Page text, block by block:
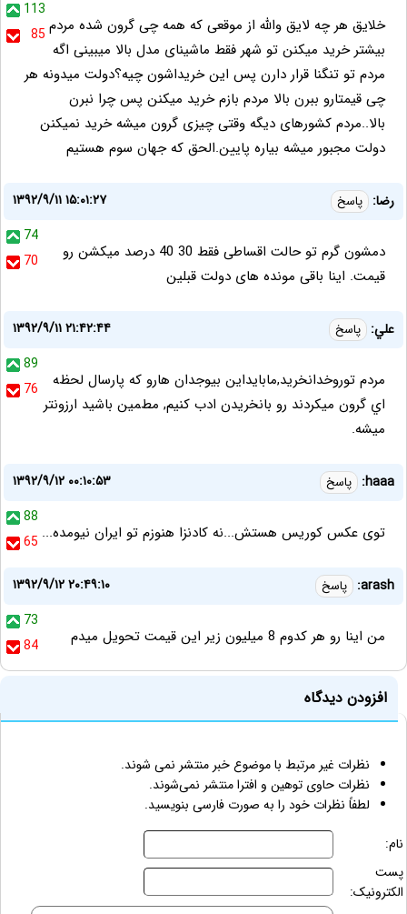
113
85 خلایق هر چه لایق والله از موقعی که همه چی گرون شده مردم
بیشتر خرید میکنن تو شهر فقط ماشینای مدل بالا میبینی اگه
مردم تو تنگنا قرار دارن پس این خریداشون چیه؟دولت میدونه هر
چی قیمتارو ببرن بالا مردم بازم خرید میکنن پس چرا نبرن
بالا..مردم کشورهای دیگه وقتی چیزی گرون میشه خرید نمیکنن
دولت مجبور میشه بیاره پایین.الحق که جهان سوم هستیم
رضا: پاسخ
۱۳۹۲/۹/۱۱ ۱۵:۰۱:۲۷
74
70
دمشون گرم تو حالت اقساطی فقط 30 40 درصد میکشن رو
قیمت. اینا باقی مونده های دولت قبلین
ﻋﻠﻲ: پاسخ
۱۳۹۲/۹/۱۱ ۲۱:۴۲:۴۴
89
76
ﻣﺮﺩﻡ ﺗﻮﺭﻭﺧﺪاﻧﺨﺮﻳﺪ,ﻣﺎﺑﺎﻳﺪاﻳﻦ ﺑﻴﻮﺟﺪاﻥ ﻫﺎﺭﻭ ﻛﻪ ﭘﺎﺭﺳﺎﻝ ﻟﺤﻆﻪ
اﻱ ﮔﺮﻭن ﻣﻴﻜﺮﺩﻧﺪ ﺭﻭ ﺑﺎﻧﺨﺮﻳﺪﻥ اﺩﺏ ﻛﻨﻴﻢ, ﻣﻂﻤﻴﻦ ﺑﺎﺷﻴﺪ اﺭﺯﻭﻧﺘﺮ
ﻣﻴﺸﻪ.
haaa: پاسخ
۱۳۹۲/۹/۱۲ ۰۰:۱۰:۵۳
88
65 توی عکس کوریس هستش...نه کادنزا هنوزم تو ایران نیومده...
arash: پاسخ
۱۳۹۲/۹/۱۲ ۲۰:۴۹:۱۰
73
84
من اینا رو هر کدوم 8 میلیون زیر این قیمت تحویل میدم
افزودن دیدگاه
نظرات غیر مرتبط با موضوع خبر منتشر نمی شوند.
نظرات حاوی توهین و افترا منتشر نمی‌شوند.
لطفاً نظرات خود را به صورت فارسی بنویسید.
نام:
پست
الکترونیک: